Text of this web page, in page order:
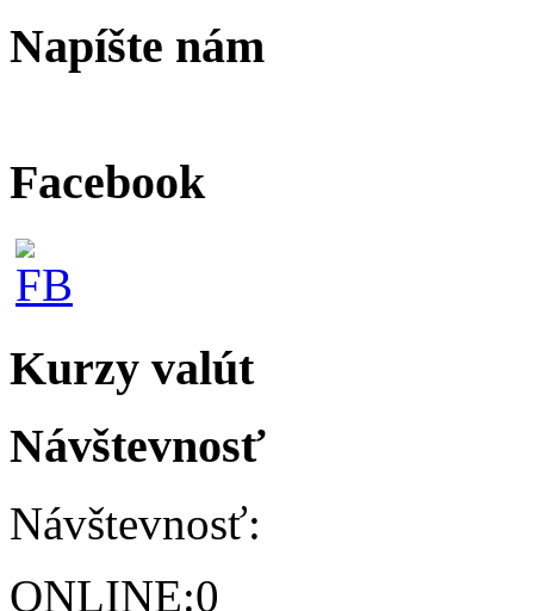
Napíšte nám
Facebook
Kurzy valút
Návštevnosť
Návštevnosť:
ONLINE:0